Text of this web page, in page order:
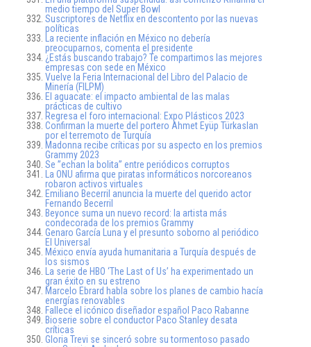
medio tiempo del Super Bowl
Suscriptores de Netflix en descontento por las nuevas
políticas
La reciente inflación en México no debería
preocuparnos, comenta el presidente
¿Estás buscando trabajo? Te compartimos las mejores
empresas con sede en México
Vuelve la Feria Internacional del Libro del Palacio de
Minería (FILPM)
El aguacate: el impacto ambiental de las malas
prácticas de cultivo
Regresa el foro internacional: Expo Plásticos 2023
Confirman la muerte del portero Ahmet Eyüp Türkaslan
por el terremoto de Turquía
Madonna recibe críticas por su aspecto en los premios
Grammy 2023
Se ”echan la bolita” entre periódicos corruptos
La ONU afirma que piratas informáticos norcoreanos
robaron activos virtuales
Emiliano Becerril anuncia la muerte del querido actor
Fernando Becerril
Beyonce suma un nuevo record: la artista más
condecorada de los premios Grammy
Genaro García Luna y el presunto soborno al periódico
El Universal
México envía ayuda humanitaria a Turquía después de
los sismos
La serie de HBO ‘The Last of Us’ ha experimentado un
gran éxito en su estreno
Marcelo Ebrard habla sobre los planes de cambio hacía
energías renovables
Fallece el icónico diseñador español Paco Rabanne
Bioserie sobre el conductor Paco Stanley desata
críticas
Gloria Trevi se sinceró sobre su tormentoso pasado